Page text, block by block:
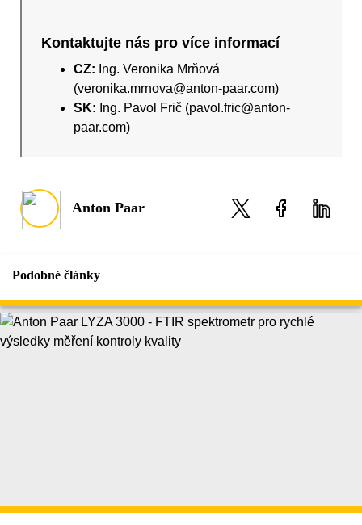
Kontaktujte nás pro více informací
CZ: Ing. Veronika Mrňová
(veronika.mrnova@anton-paar.com)
SK: Ing. Pavol Frič (pavol.fric@anton-
paar.com)
Anton Paar
Podobné články